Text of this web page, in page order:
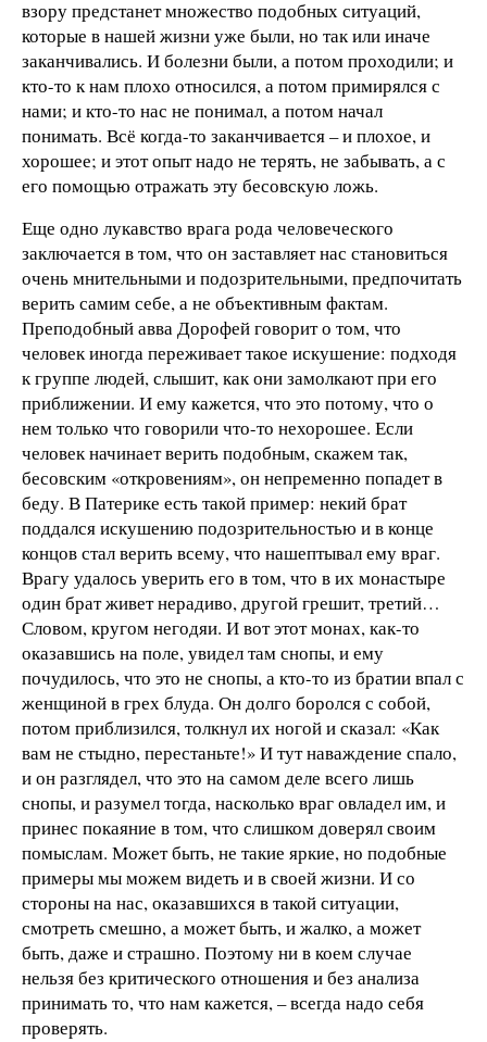
взору предстанет множество подобных ситуаций,
которые в нашей жизни уже были, но так или иначе
заканчивались. И болезни были, а потом проходили; и
кто-то к нам плохо относился, а потом примирялся с
нами; и кто-то нас не понимал, а потом начал
понимать. Всё когда-то заканчивается – и плохое, и
хорошее; и этот опыт надо не терять, не забывать, а с
его помощью отражать эту бесовскую ложь.
Еще одно лукавство врага рода человеческого
заключается в том, что он заставляет нас становиться
очень мнительными и подозрительными, предпочитать
верить самим себе, а не объективным фактам.
Преподобный авва Дорофей говорит о том, что
человек иногда переживает такое искушение: подходя
к группе людей, слышит, как они замолкают при его
приближении. И ему кажется, что это потому, что о
нем только что говорили что-то нехорошее. Если
человек начинает верить подобным, скажем так,
бесовским «откровениям», он непременно попадет в
беду. В Патерике есть такой пример: некий брат
поддался искушению подозрительностью и в конце
концов стал верить всему, что нашептывал ему враг.
Врагу удалось уверить его в том, что в их монастыре
один брат живет нерадиво, другой грешит, третий…
Словом, кругом негодяи. И вот этот монах, как-то
оказавшись на поле, увидел там снопы, и ему
почудилось, что это не снопы, а кто-то из братии впал с
женщиной в грех блуда. Он долго боролся с собой,
потом приблизился, толкнул их ногой и сказал: «Как
вам не стыдно, перестаньте!» И тут наваждение спало,
и он разглядел, что это на самом деле всего лишь
снопы, и разумел тогда, насколько враг овладел им, и
принес покаяние в том, что слишком доверял своим
помыслам. Может быть, не такие яркие, но подобные
примеры мы можем видеть и в своей жизни. И со
стороны на нас, оказавшихся в такой ситуации,
смотреть смешно, а может быть, и жалко, а может
быть, даже и страшно. Поэтому ни в коем случае
нельзя без критического отношения и без анализа
принимать то, что нам кажется, – всегда надо себя
проверять.